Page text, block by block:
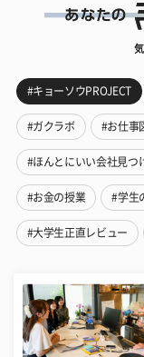
#キョーソウPROJECT
#ガクラボ #お仕事
#ほんとにいい会社見つ
#お金の授業 #学生
#大学生正直レビュー